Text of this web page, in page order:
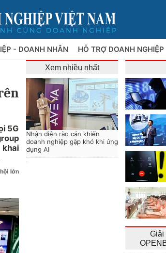
- DOANH NHÂN HỖ TRỢ DOANH NGHIỆP
5G
lớn
Xem nhiều nhất
Nhận diện rào cản khiến
doanh nghiệp gặp khó khi ứng
dụng AI
Giải